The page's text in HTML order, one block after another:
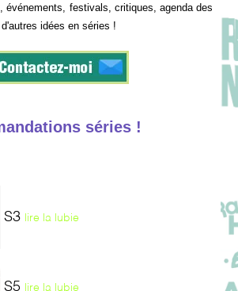
événements, festivals, critiques, agenda des
idées en séries !
séries !
S3 lire la lubie
S5 lire la lubie